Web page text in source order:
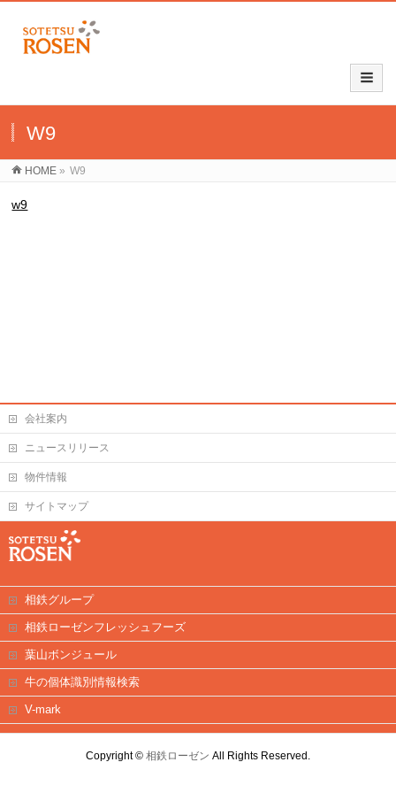
W9
HOME » W9
w9
会社案内
ニュースリリース
物件情報
サイトマップ
相鉄グループ
相鉄ローゼンフレッシュフーズ
葉山ボンジュール
牛の個体識別情報検索
V-mark
Copyright © 相鉄ローゼン All Rights Reserved.